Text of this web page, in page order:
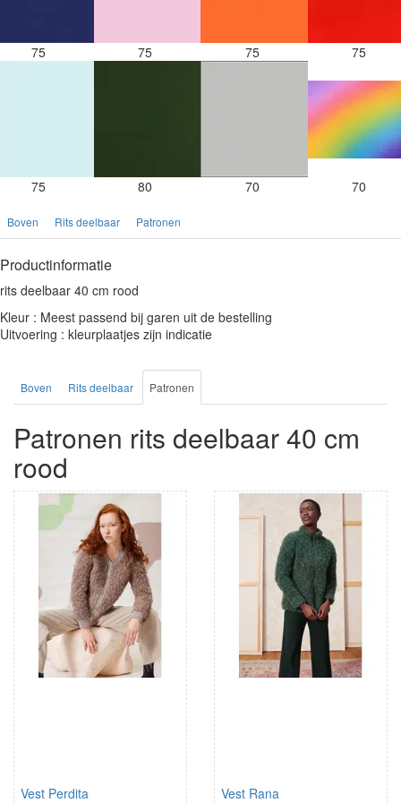
75 75 75 75
75 80 70 70
Boven Rits deelbaar Patronen
Productinformatie
rits deelbaar 40 cm rood
Kleur : Meest passend bij garen uit de bestelling
Uitvoering : kleurplaatjes zijn indicatie
Boven Rits deelbaar Patronen
Patronen rits deelbaar 40 cm
rood
Vest Perdita Vest Rana